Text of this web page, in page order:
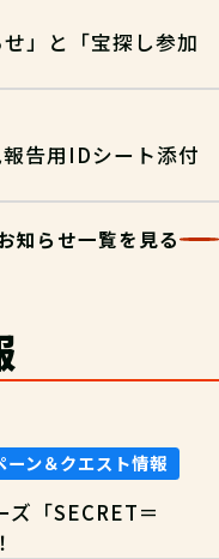
」と「宝探し参加
告用IDシート添付
知らせ一覧を見る
ーン＆クエスト情報
ズ「SECRET＝